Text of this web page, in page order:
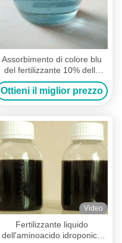
Assorbimento di colore blu
del fertilizzante 10% dello
zinco chelatato aminoacido
liquido buon
Ottieni il miglior prezzo
Video
Fertilizzante liquido
dell'aminoacido idroponico